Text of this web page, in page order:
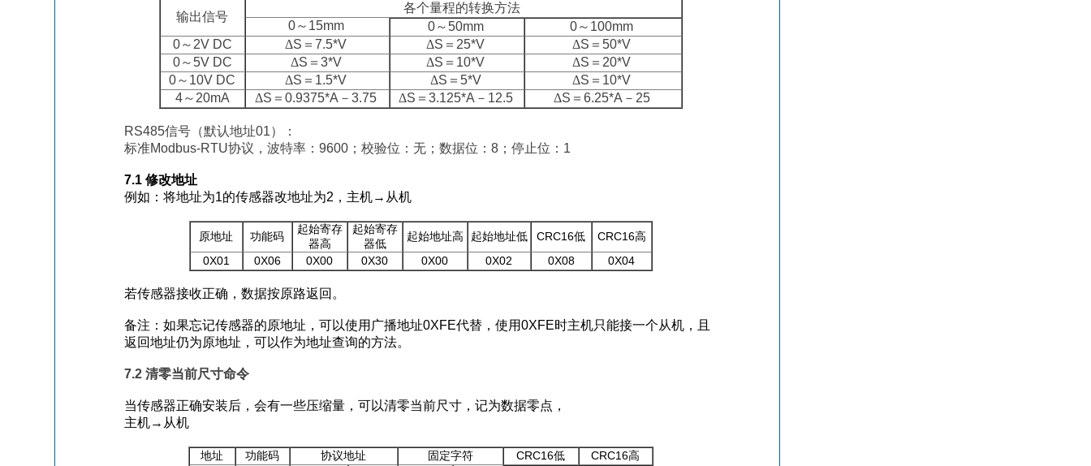
输出信号
各个量程的转换方法
0～ 15mm 0～ 50mm 0～ 100mm
0～ 2V DC ΔS ＝7.5*V ΔS ＝ 25*V ΔS ＝ 50*V
0～ 5V DC ΔS ＝ 3*V ΔS ＝ 10*V ΔS ＝ 20*V
0～ 10V DC ΔS ＝ 1.5*V ΔS ＝ 5*V ΔS ＝ 10*V
4～ 20mA ΔS ＝0.9375*A －3.75 ΔS ＝ 3.125*A － 12.5 ΔS ＝ 6.25*A － 25
RS485信号（默认地址01）：
标准Modbus-RTU协议，波特率： 9600 ； 校验位：无；数据位： 8 ；停止位： 1
7.1 修改地址
例如：将地址为1的传感器改地址为2 ，主机→ 从机
原地址 功能码
起始寄存
器高
起始寄存
器低
起始地址高 起始地址低 CRC16低 CRC16高
0X01 0X06 0X00 0X30 0X00 0X02 0X08 0X04
若传感器接收正确，数据按原路返回。
备注： 如果忘记传感器的原地址，可以使用广播地址0XFE代替 ，使用0XFE时主机只能接一个从机 ，且
返回地址仍为原地址，可以作为地址查询的方法。
7.2 清零当前尺寸命令
当传感器正确安装后，会有一些压缩量，可以清零当前尺寸， 记为数据零点，
主机→ 从机
地址 功能码 协议地址 固定字符 CRC16低 CRC16高